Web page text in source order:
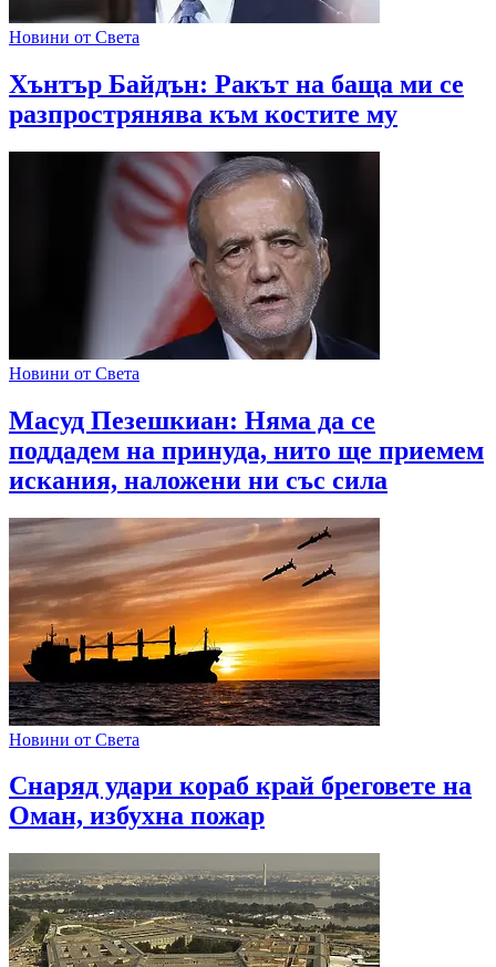
Новини от Света
Хънтър Байдън: Ракът на баща ми се
разпрострянява към костите му
Новини от Света
Масуд Пезешкиан: Няма да се
поддадем на принуда, нито ще приемем
искания, наложени ни със сила
Новини от Света
Снаряд удари кораб край бреговете на
Оман, избухна пожар